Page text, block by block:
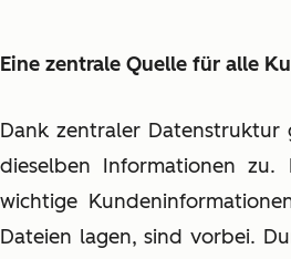
Eine zentrale Quelle für alle
Dank zentraler Datenstruktur
dieselben Informationen
wichtige
Dateien lagen, sind vorbei.